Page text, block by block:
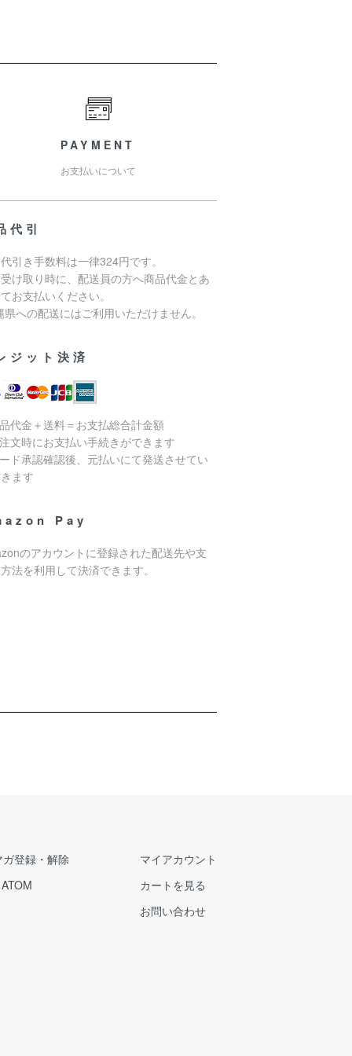
PAYMENT
お支払いについて
代引
引き手数料は一律324円です。
け取り時に、配送員の方へ商品代金とあ
お支払いください。
県への配送にはご利用いただけません。
ジット決済
代金＋送料＝お支払総合計金額
文時にお支払い手続きができます
ド承認確認後、元払いにて発送させてい
ます
Pay
のアカウントに登録された配送先や支
法を利用して決済できます。
ガ登録・解除
ATOM
マイアカウント
カートを見る
お問い合わせ